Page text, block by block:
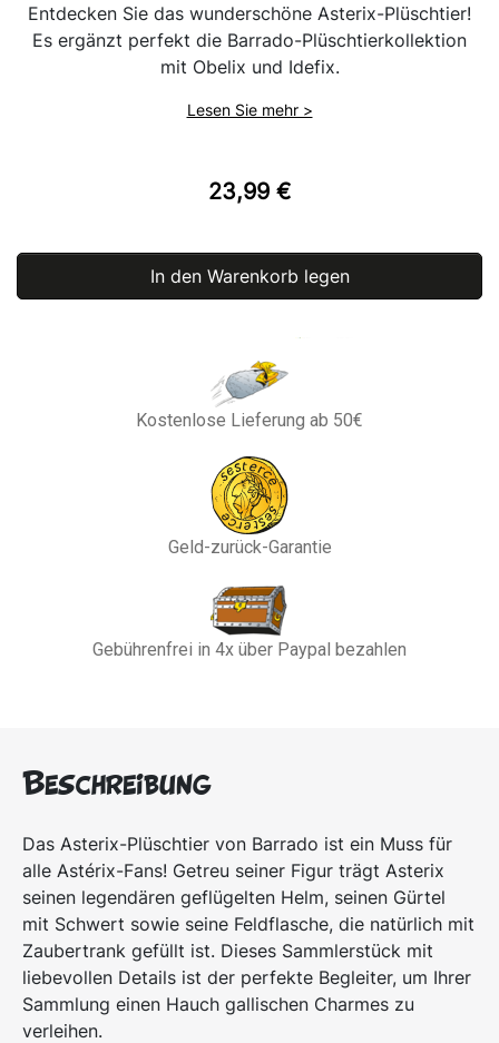
Entdecken Sie das wunderschöne Asterix-Plüschtier!
Es ergänzt perfekt die Barrado-Plüschtierkollektion
mit Obelix und Idefix.
Lesen Sie mehr >
23,99 €
In den Warenkorb legen
Kostenlose Lieferung ab 50€
Geld-zurück-Garantie
Gebührenfrei in 4x über Paypal bezahlen
Beschreibung
Das Asterix-Plüschtier von Barrado ist ein Muss für
alle Astérix-Fans! Getreu seiner Figur trägt Asterix
seinen legendären geflügelten Helm, seinen Gürtel
mit Schwert sowie seine Feldflasche, die natürlich mit
Zaubertrank gefüllt ist. Dieses Sammlerstück mit
liebevollen Details ist der perfekte Begleiter, um Ihrer
Sammlung einen Hauch gallischen Charmes zu
verleihen.